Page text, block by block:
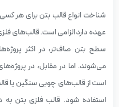
شناخت انواع قالب بتن برای هر کسی که
عهده دارد الزامی است. قالب‌های فلزی
سطح بتن صاف‌تر، در اکثر
می‌شوند. اما در مقابل، در
است از قالب‌های چوبی سنگین یا
استفاده شود. قالب فلزی بتن به